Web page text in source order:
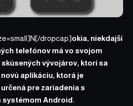
dropcap]okia, niekdajší
telefónov má vo svojom
vývojárov, ktorí sa
aplikáciu, ktorá je
pre zariadenia s
systémom Android.